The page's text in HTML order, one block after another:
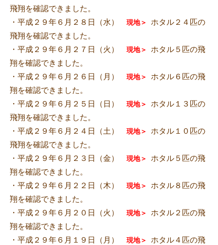
飛翔を確認できました。
・平成２９年６月２８日（水） 現地＞ ホタル２４匹の
飛翔を確認できました。
・平成２９年６月２７日（火） 現地＞ ホタル５匹の飛
翔を確認できました。
・平成２９年６月２６日（月） 現地＞ ホタル６匹の飛
翔を確認できました。
・平成２９年６月２５日（日） 現地＞ ホタル１３匹の
飛翔を確認できました。
・平成２９年６月２４日（土） 現地＞ ホタル１０匹の
飛翔を確認できました。
・平成２９年６月２３日（金） 現地＞ ホタル５匹の飛
翔を確認できました。
・平成２９年６月２２日（木） 現地＞ ホタル８匹の飛
翔を確認できました。
・平成２９年６月２０日（火） 現地＞ ホタル２匹の飛
翔を確認できました。
・平成２９年６月１９日（月） 現地＞ ホタル４匹の飛